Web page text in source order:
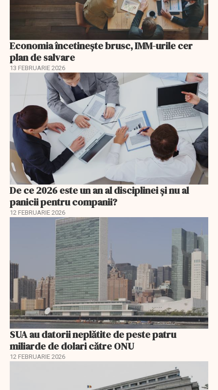
Economia încetinește brusc, IMM-urile cer
plan de salvare
13 FEBRUARIE 2026
De ce 2026 este un an al disciplinei și nu al
panicii pentru companii?
12 FEBRUARIE 2026
SUA au datorii neplătite de peste patru
miliarde de dolari către ONU
12 FEBRUARIE 2026